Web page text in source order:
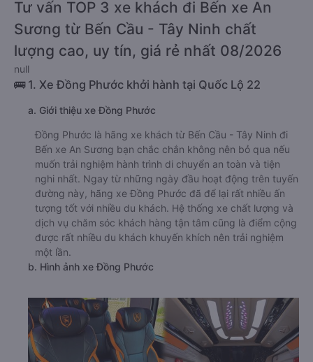
Tư vấn TOP 3 xe khách đi Bến xe An
Sương từ Bến Cầu - Tây Ninh chất
lượng cao, uy tín, giá rẻ nhất 08/2026
null
🚌 1. Xe Đồng Phước khởi hành tại Quốc Lộ 22
a. Giới thiệu xe Đồng Phước
Đồng Phước là hãng xe khách từ Bến Cầu - Tây Ninh đi
Bến xe An Sương bạn chắc chắn không nên bỏ qua nếu
muốn trải nghiệm hành trình di chuyển an toàn và tiện
nghi nhất. Ngay từ những ngày đầu hoạt động trên tuyến
đường này, hãng xe Đồng Phước đã để lại rất nhiều ấn
tượng tốt với nhiều du khách. Hệ thống xe chất lượng và
dịch vụ chăm sóc khách hàng tận tâm cũng là điểm cộng
được rất nhiều du khách khuyến khích nên trải nghiệm
một lần.
b. Hình ảnh xe Đồng Phước